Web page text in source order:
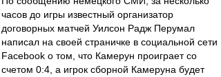
часов до игры известный организатор
договорных матчей Уилсон Радж Перумал
написал на своей страничке в социальной сети
Facebook о том, что Камерун проиграет со
счетом 0:4, а игрок сборной Камеруна будет